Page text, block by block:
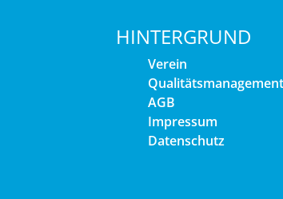
HINTERGRUND
Verein
Qualitätsmanagement
AGB
Impressum
Datenschutz